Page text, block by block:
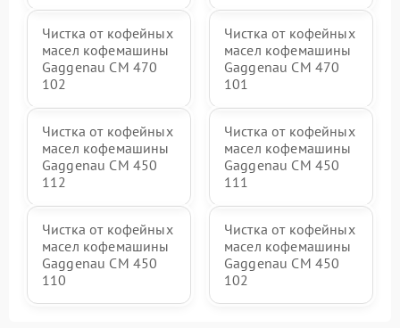
Чистка от кофейных
масел кофемашины
Gaggenau CM 470
102
Чистка от кофейных
масел кофемашины
Gaggenau CM 470
101
Чистка от кофейных
масел кофемашины
Gaggenau CM 450
112
Чистка от кофейных
масел кофемашины
Gaggenau CM 450
111
Чистка от кофейных
масел кофемашины
Gaggenau CM 450
110
Чистка от кофейных
масел кофемашины
Gaggenau CM 450
102